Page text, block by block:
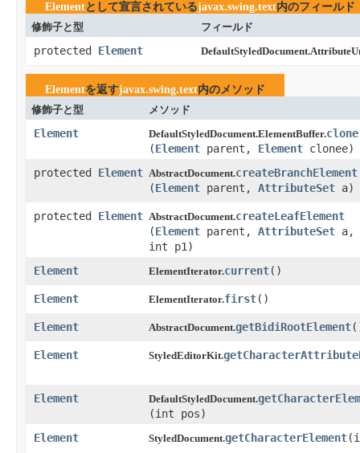
Elementとして宣言されているjavax.swing.text内のフィールド
修飾子と型
フィールド
protected Element
Elementを返すjavax.swing.text内のメソッド
修飾子と型
メソッド
Element DefaultStyledDocument.ElementBuffer.clone
(Element parent, Element clonee)
protected Element AbstractDocument.createBranchElement
(Element parent, AttributeSet a)
protected Element AbstractDocument.createLeafElement
(Element parent, AttributeSet a,
int p1)
Element
ElementIterator.current​()
Element ElementIterator.first​()
Element AbstractDocument.getBidiRootElement
Element StyledEditorKit.
Element DefaultStyledDocument.
(int pos)
Element
StyledDocument.getCharacterElement